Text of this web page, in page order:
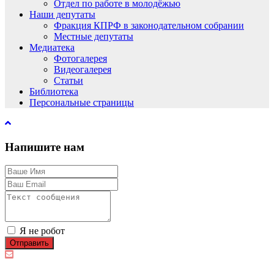
Отдел по работе в молодёжью
Наши депутаты
Фракция КПРФ в законодательном собрании
Местные депутаты
Медиатека
Фотогалерея
Видеогалерея
Статьи
Библиотека
Персональные страницы
Напишите нам
Я не робот
Отправить